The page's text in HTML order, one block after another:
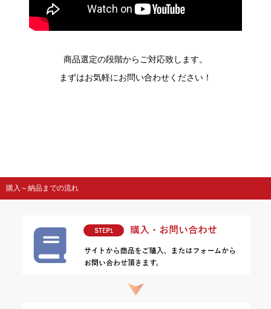
商品選定の段階からご対応致します。
まずはお気軽にお問い合わせください！
購入～納品までの流れ